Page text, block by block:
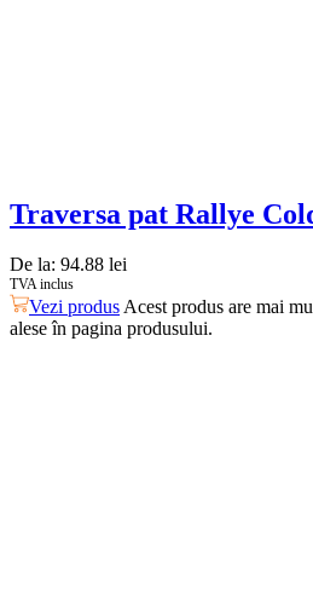
Traversa pat Rallye
De la: 94.88 lei
TVA inclus
Vezi produsAcest produs are mai
alese în pagina produsului.